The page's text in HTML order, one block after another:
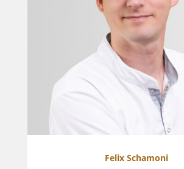
Felix Schamoni